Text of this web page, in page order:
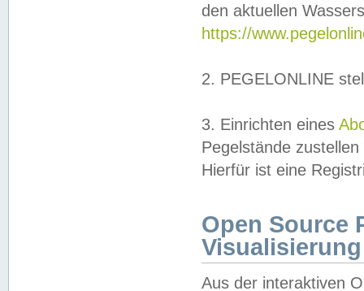
den aktuellen
https://
2. PEGELONLINE
3. Einrichten eines
Pegelstände
Hierfür ist eine
Open Source
Visualisierung
Aus der interaktiven